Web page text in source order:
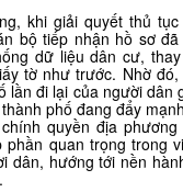
khi giải quyết thủ
bộ tiếp nhận hồ sơ
dữ liệu dân cư,
tờ như trước. Nhờ
lần đi lại của người dân
phố đang đẩy
quyền địa
quan trọng trong
dân, hướng tới nền